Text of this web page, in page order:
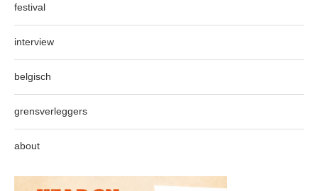
festival
interview
belgisch
grensverleggers
about